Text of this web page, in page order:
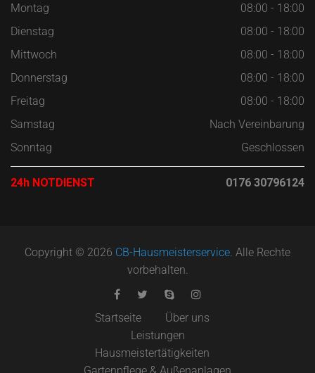
Montag
08:00 - 18:00
Dienstag
08:00 - 18:00
Mittwoch
08:00 - 18:00
Donnerstag
08:00 - 18:00
Freitag
08:00 - 18:00
Samstag
Nach Vereinbarung
Sonntag
Geschlossen
24h NOTDIENST 0176 30796124
Copyright © 2026 CB-Hausmeisterservice. Alle Rechte
vorbehalten.
Startseite
Über uns
Leistungen
Hausmeistertätigkeiten